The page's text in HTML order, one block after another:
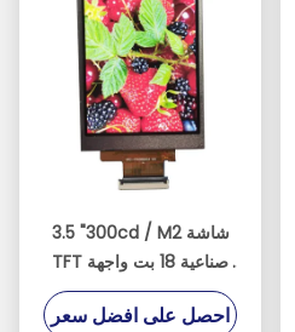
3.5 "300cd / M2 شاشة
TFT صناعية 18 بت واجهة
RGB لجهاز POS
احصل على افضل سعر